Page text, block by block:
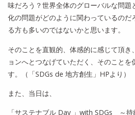
味だろう？世界全体のグローバルな問題
化の問題がどのように関わっているのだ
る方も多いのではないかと思います。
そのことを直観的、体感的に感じて頂き
ョンへとつなげていただく、そのこと
す。（「SDGs de 地方創生」HPより）
また、当日は、
「サステナブル Day 」with SDGs ～持